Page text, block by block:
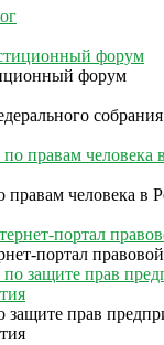
форум
человека в
портал
прав